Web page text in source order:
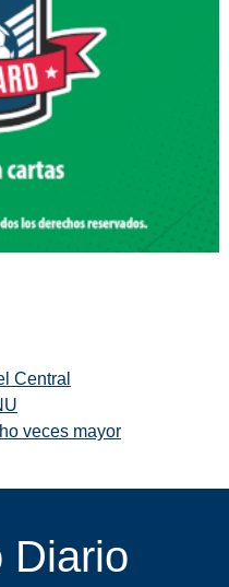
Central
veces mayor
Diario